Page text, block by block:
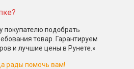
подобрать
товар. Гарантируем
и лучшие цены в Рунете.»
рады помочь вам!